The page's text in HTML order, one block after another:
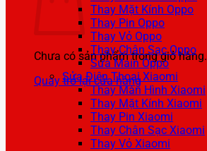
Chưa có sản phẩm trong giỏ hàng.
Quay trở lại cửa hàng
Thay Mặt Kính Oppo
Thay Pin Oppo
Thay Vỏ Oppo
Thay Chân Sạc Oppo
Sửa Main Oppo
Sửa Điện Thoại Xiaomi
Thay Màn Hình Xiaomi
Thay Mặt Kính Xiaomi
Thay Pin Xiaomi
Thay Chân Sạc Xiaomi
Thay Vỏ Xiaomi